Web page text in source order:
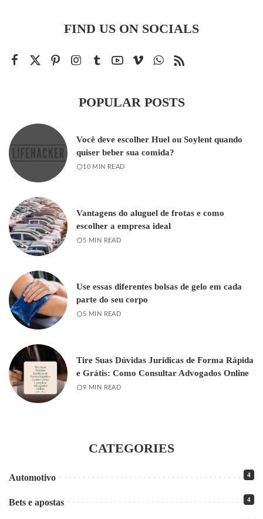
FIND US ON SOCIALS
POPULAR POSTS
Você deve escolher Huel ou Soylent quando
quiser beber sua comida?
10 MIN READ
Vantagens do aluguel de frotas e como
escolher a empresa ideal
5 MIN READ
Use essas diferentes bolsas de gelo em cada
parte do seu corpo
5 MIN READ
Tire Suas Dúvidas Jurídicas de Forma Rápida
e Grátis: Como Consultar Advogados Online
9 MIN READ
CATEGORIES
Automotivo 4
Bets e apostas 4